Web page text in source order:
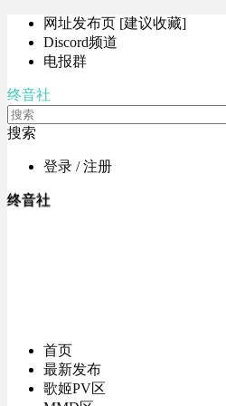
网址发布页 [建议收藏]
Discord频道
电报群
终音社
搜索
登录 / 注册
终音社
首页
最新发布
歌姬PV区